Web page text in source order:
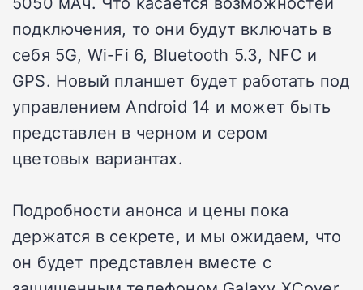
подключения, то они будут включать в
себя 5G, Wi-Fi 6, Bluetooth 5.3, NFC и
GPS. Новый планшет будет работать под
управлением Android 14 и может быть
представлен в черном и сером
цветовых вариантах.
Подробности анонса и цены пока
держатся в секрете, и мы ожидаем, что
он будет представлен вместе с